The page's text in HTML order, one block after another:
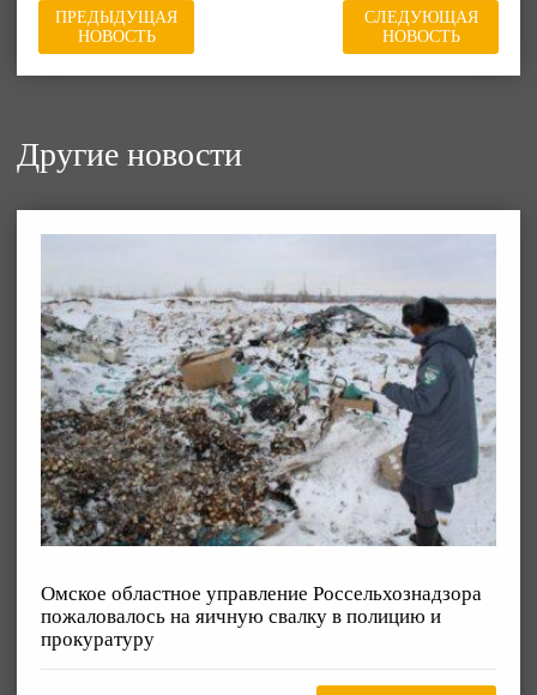
ПРЕДЫДУЩАЯ
НОВОСТЬ
СЛЕДУЮЩАЯ
НОВОСТЬ
Другие новости
Омское областное управление Россельхознадзора
пожаловалось на яичную свалку в полицию и
прокуратуру